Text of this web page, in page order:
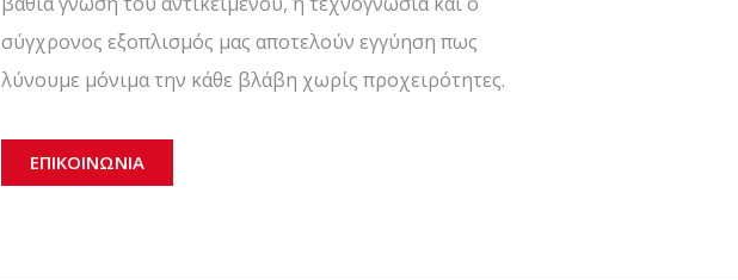
σύγχρονος εξοπλισμός μας αποτελούν εγγύηση πως
λύνουμε μόνιμα την κάθε βλάβη χωρίς προχειρότητες.
ΕΠΙΚΟΙΝΩΝΙΑ